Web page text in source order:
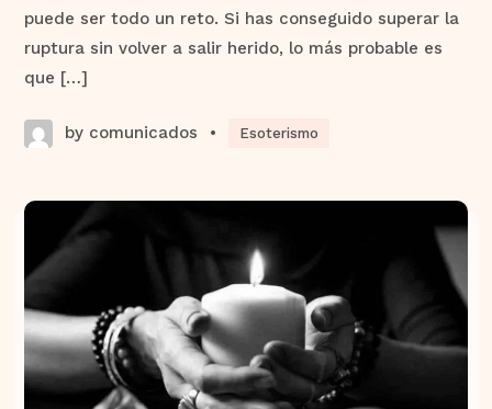
puede ser todo un reto. Si has conseguido superar la
ruptura sin volver a salir herido, lo más probable es
que […]
by comunicados • Esoterismo